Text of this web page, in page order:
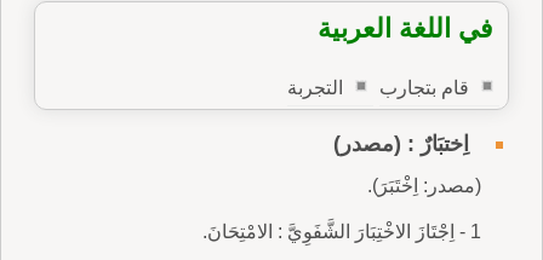
في اللغة العربية
قام بتجارب التجربة
اِختبَارٌ : (مصدر)
(مصدر: اِخْتَبَرَ).
1 - اِجْتَازَ الاخْتِبَارَ الشَّفَوِيَّ : الامْتِحَانَ.